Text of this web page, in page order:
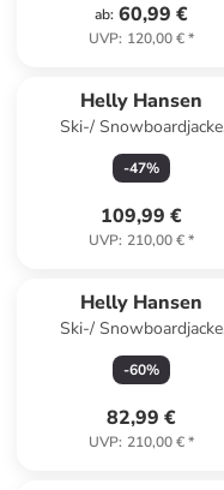
ab: 60,99 €
UVP: 120,00 €*
Helly Hansen
Ski-/ Snowboardjacke
"Cyclone" in Rosa/ Weiß/
Orange
-47%
109,99 €
UVP: 210,00 €*
Helly Hansen
Ski-/ Snowboardjacke
"Cyclone" in Blau/ Grün/
Orange
-60%
82,99 €
UVP: 210,00 €*